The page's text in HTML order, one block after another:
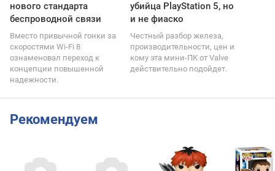
нового стандарта
беспроводной связи
Вместо привычной гонки за
скоростями Wi-Fi 8
ознаменовал переход к
концепции повышенной
надежности.
убийца PlayStation 5, но
и не фиаско
Честный разбор железа,
производительности, цен и
кому эта мини-ПК от Valve
действительно подойдет.
Рекомендуем